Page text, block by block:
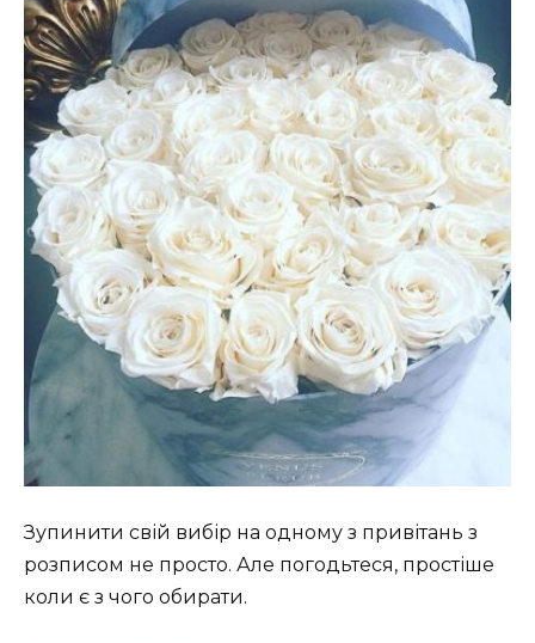
Зупинити свій вибір на одному з привітань з
розписом не просто. Але погодьтеся, простіше
коли є з чого обирати.